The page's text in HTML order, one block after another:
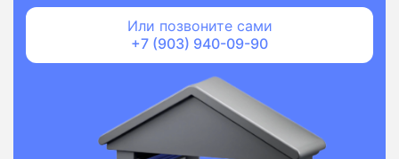
Или позвоните сами
+7 (903) 940-09-90